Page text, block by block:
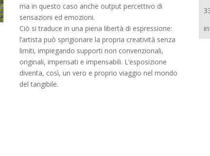
ma in questo caso anche output percettivo di
sensazioni ed emozioni.
Ciò si traduce in una piena libertà di espressione:
l’artista può sprigionare la propria creatività senza
limiti, impiegando supporti non convenzionali,
originali, impensati e impensabili. L’esposizione
diventa, così, un vero e proprio viaggio nel mondo
del tangibile.